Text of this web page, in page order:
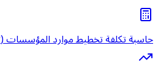
حاسبة تكلفة تخطيط موارد المؤسسات (ERP).